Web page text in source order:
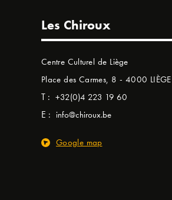
Les Chiroux
Centre Culturel de Liège
Place des Carmes, 8 - 4000 LIÈGE
T : +32(0)4 223 19 60
E : info@chiroux.be
Google map